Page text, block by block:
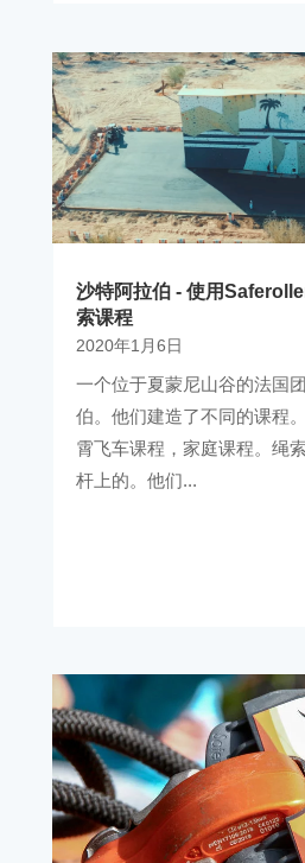
沙特阿拉伯 - 使用
索课程
2020年1月6日
一个位于夏蒙尼山谷的法国
伯。他们建造了不同的课程
霄飞车课程，家庭课程。绳
杆上的。他们...